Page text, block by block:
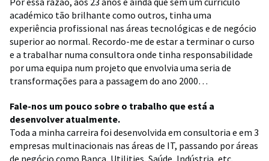
académico tão brilhante como outros, tinha uma
experiência profissional nas áreas tecnológicas e de negócio
superior ao normal. Recordo-me de estar a terminar o curso
e a trabalhar numa consultora onde tinha responsabilidade
por uma equipa num projeto que envolvia uma seria de
transformações para a passagem do ano 2000…
Fale-nos um pouco sobre o trabalho que está a
desenvolver atualmente.
Toda a minha carreira foi desenvolvida em consultoria e em 3
empresas multinacionais nas áreas de IT, passando por áreas
de negócio como Banca, Utilities, Saúde, Indústria, etc.